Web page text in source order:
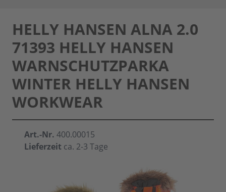
HELLY HANSEN ALNA 2.0
71393 HELLY HANSEN
WARNSCHUTZPARKA
WINTER HELLY HANSEN
WORKWEAR
Art.-Nr. 400.00015
Lieferzeit ca. 2-3 Tage